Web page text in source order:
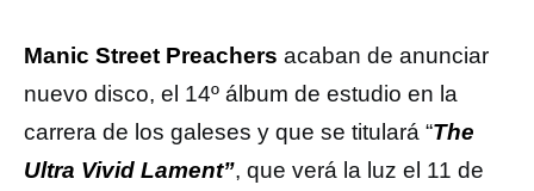
Manic Street Preachers acaban de anunciar
nuevo disco, el 14º álbum de estudio en la
carrera de los galeses y que se titulará “The
Ultra Vivid Lament”, que verá la luz el 11 de